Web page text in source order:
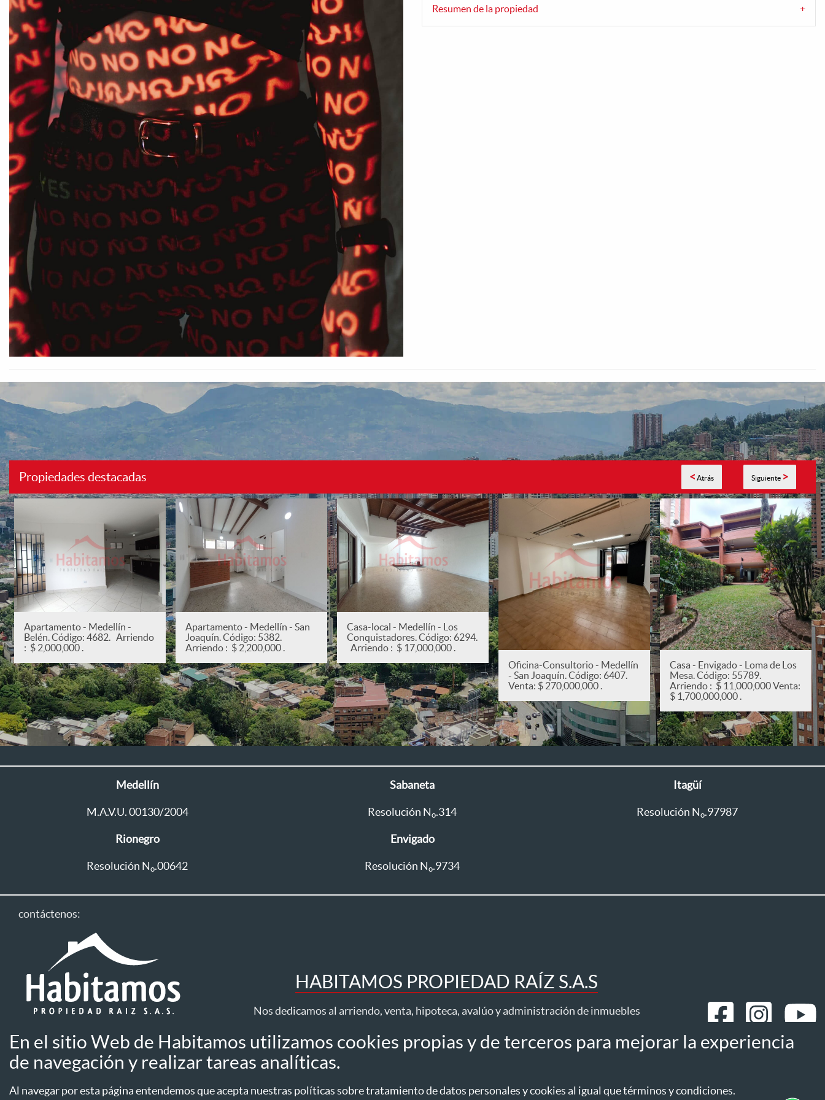
Resumen de la propiedad
Propiedades destacadas < Atrás Siguiente >
Apartamento - Medellín -
Belén. Código: 4682. Arriendo
: $ 2,000,000 .
Apartamento - Medellín - San
Joaquín. Código: 5382.
Arriendo : $ 2,200,000 .
Casa-local - Medellín - Los
Conquistadores. Código: 6294.
Arriendo : $ 17,000,000 .
Oficina-Consultorio - Medellín
- San Joaquín. Código: 6407.
Venta: $ 270,000,000 .
Casa - Envigado - Loma de Los
Mesa. Código: 55789.
Arriendo : $ 11,000,000 Venta:
$ 1,700,000,000 .
Medellín
M.A.V.U. 00130/2004
Sabaneta
Resolución No.314
Itagüí
Resolución No.97987
Rionegro
Resolución No.00642
Envigado
Resolución No.9734
contáctenos:
Línea única: 604 411 1333
HABITAMOS PROPIEDAD RAÍZ S.A.S
Nos dedicamos al arriendo, venta, hipoteca, avalúo y administración de inmuebles
Todos los derechos reservados ® 2026 Habitamos
Aviso de privacidad Tratamiento datos
En el sitio Web de Habitamos utilizamos cookies propias y de terceros para mejorar la experiencia
de navegación y realizar tareas analíticas.
Al navegar por esta página entendemos que acepta nuestras políticas sobre tratamiento de datos personales y cookies al igual que términos y condiciones.